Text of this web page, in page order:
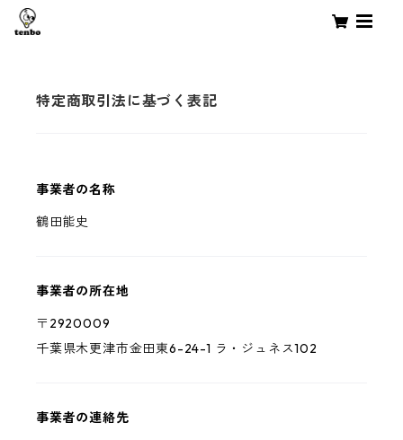
特定商取引法に基づく表記
事業者の名称
鶴田能史
事業者の所在地
〒2920009
千葉県木更津市金田東6-24-1 ラ・ジュネス102
事業者の連絡先